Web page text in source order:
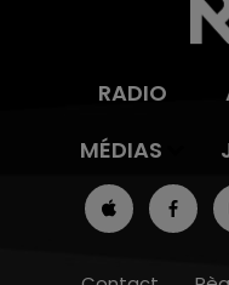
RADIO
MÉDIAS